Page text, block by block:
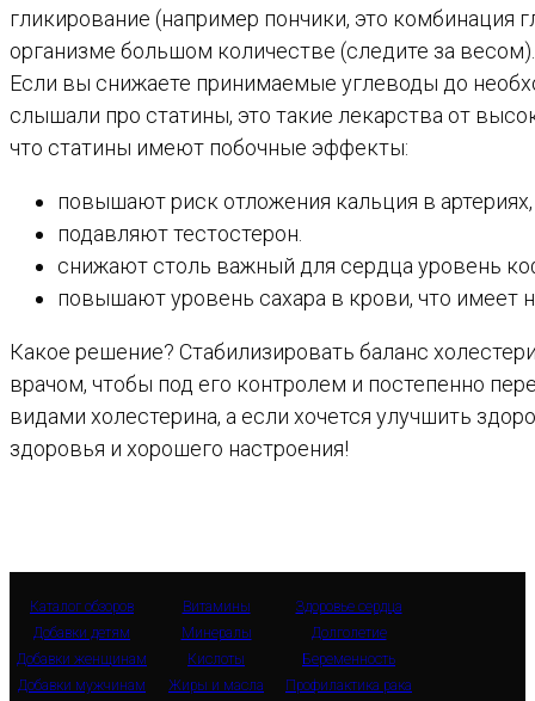
гликирование (например пончики, это комбинация
организме большом количестве (следите за
Если вы снижаете принимаемые углеводы до
слышали про статины, это такие лекарства от
что статины имеют побочные эффекты:
повышают риск отложения кальция в
подавляют тестостерон.
снижают столь важный для сердца уровень
повышают уровень сахара в крови, что имеет
Какое решение? Стабилизировать баланс
врачом, чтобы под его контролем и постепенно
видами холестерина, а если хочется улучшить
здоровья и хорошего настроения!
Каталог обзоров
Добавки детям
Добавки женщинам
Добавки мужчинам
Витамины
Минералы
Кислоты
Жиры и масла
Здоровье сердца
Долголетие
Беременность
Профилактика рака